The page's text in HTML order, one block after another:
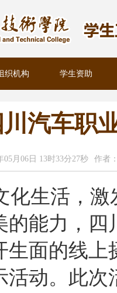
织机构 学生资助
川汽车职
05月06日 13时33分27秒 作者
化生活，
的能力，
生面的线上
活动。此